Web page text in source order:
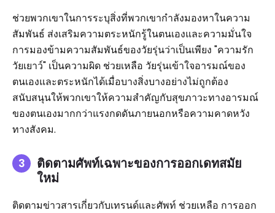
ช่วยพวกเขาในการระบุสิ่งที่พวกเขากำลังมองหาในความ
สัมพันธ์ ส่งเสริมความตระหนักรู้ในตนเองและความมั่นใจ
การมองข้ามความสัมพันธ์ของวัยรุ่นว่าเป็นเพียง "ความรัก
วัยเยาว์" เป็นความผิด ช่วยเหลือ วัยรุ่นเข้าใจอารมณ์ของ
ตนเองและตระหนักได้เมื่อบางสิ่งบางอย่างไม่ถูกต้อง
สนับสนุนให้พวกเขาให้ความสำคัญกับสุขภาวะทางอารมณ์
ของตนเองมากกว่าแรงกดดันภายนอกหรือความคาดหวัง
ทางสังคม.
ติดตามศัพท์เฉพาะของการออกเดทสมัย
ใหม่
ติดตามข่าวสารเกี่ยวกับเทรนด์และศัพท์ ช่วยเหลือ การออก